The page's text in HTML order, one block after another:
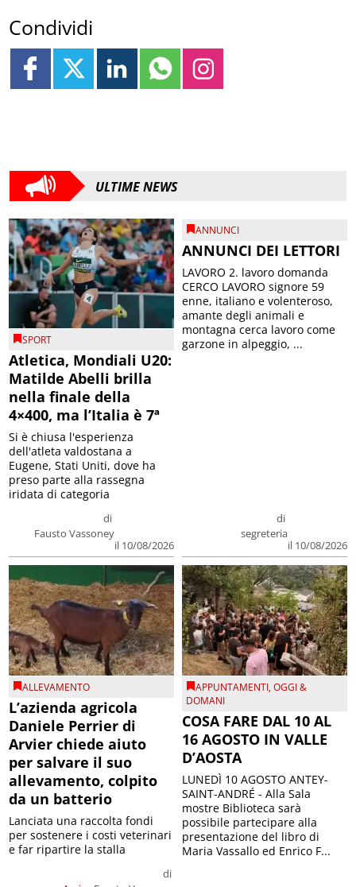
Condividi
ULTIME NEWS
SPORT
Atletica, Mondiali U20:
Matilde Abelli brilla
nella finale della
4×400, ma l’Italia è 7ª
di
Fausto Vassoney
il 10/08/2026
Si è chiusa l'esperienza
dell'atleta valdostana a
Eugene, Stati Uniti, dove ha
preso parte alla rassegna
iridata di categoria
ANNUNCI
ANNUNCI DEI LETTORI
di
segreteria
il 10/08/2026
LAVORO 2. lavoro domanda
CERCO LAVORO signore 59
enne, italiano e volenteroso,
amante degli animali e
montagna cerca lavoro come
garzone in alpeggio, ...
ALLEVAMENTO
L’azienda agricola
Daniele Perrier di
Arvier chiede aiuto
per salvare il suo
allevamento, colpito
da un batterio
di
Lanciata una raccolta fondi
per sostenere i costi veterinari
e far ripartire la stalla
APPUNTAMENTI,OGGI &
DOMANI
COSA FARE DAL 10 AL
16 AGOSTO IN VALLE
D’AOSTA
LUNEDÌ 10 AGOSTO ANTEY-
SAINT-ANDRÉ - Alla Sala
mostre Biblioteca sarà
possibile partecipare alla
presentazione del libro di
Maria Vassallo ed Enrico F...